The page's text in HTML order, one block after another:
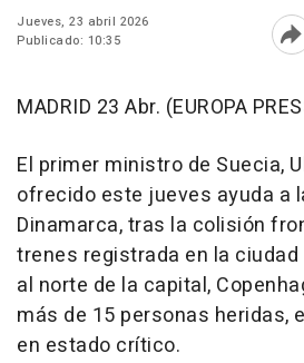
Jueves, 23 abril 2026
Publicado: 10:35
MADRID 23 Abr. (EUROPA
El primer ministro de Suecia,
ofrecido este jueves ayuda a
Dinamarca, tras la colisión
trenes registrada en la
al norte de la capital,
más de 15 personas heridas,
en estado crítico.